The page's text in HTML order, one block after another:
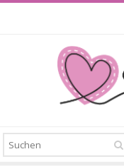
Skip